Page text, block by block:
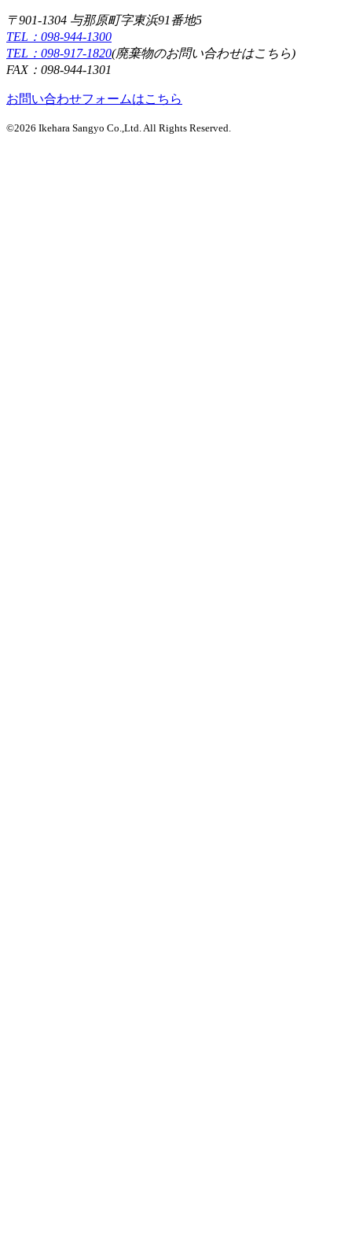
〒901-1304 与那原町字東浜91番地5
TEL：098-944-1300
TEL：098-917-1820(廃棄物のお問い合わせはこちら)
FAX：098-944-1301
お問い合わせフォームはこちら
©2026 Ikehara Sangyo Co.,Ltd. All Rights Reserved.